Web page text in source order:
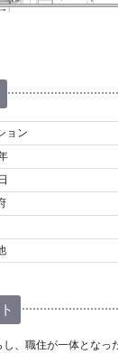
ョン
、職住が一体となっ